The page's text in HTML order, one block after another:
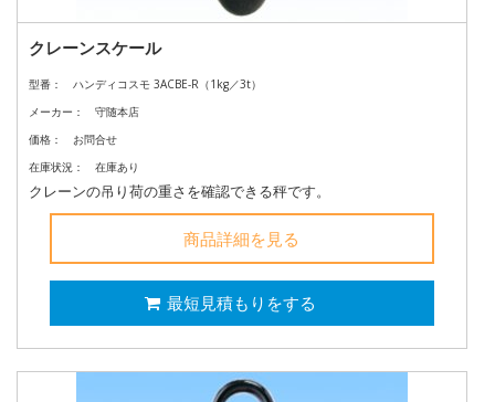
クレーンスケール
型番：
ハンディコスモ 3ACBE-R（1kg／3t）
メーカー：
守随本店
価格：
お問合せ
在庫状況：
在庫あり
クレーンの吊り荷の重さを確認できる秤です。
商品詳細を見る
最短見積もりをする